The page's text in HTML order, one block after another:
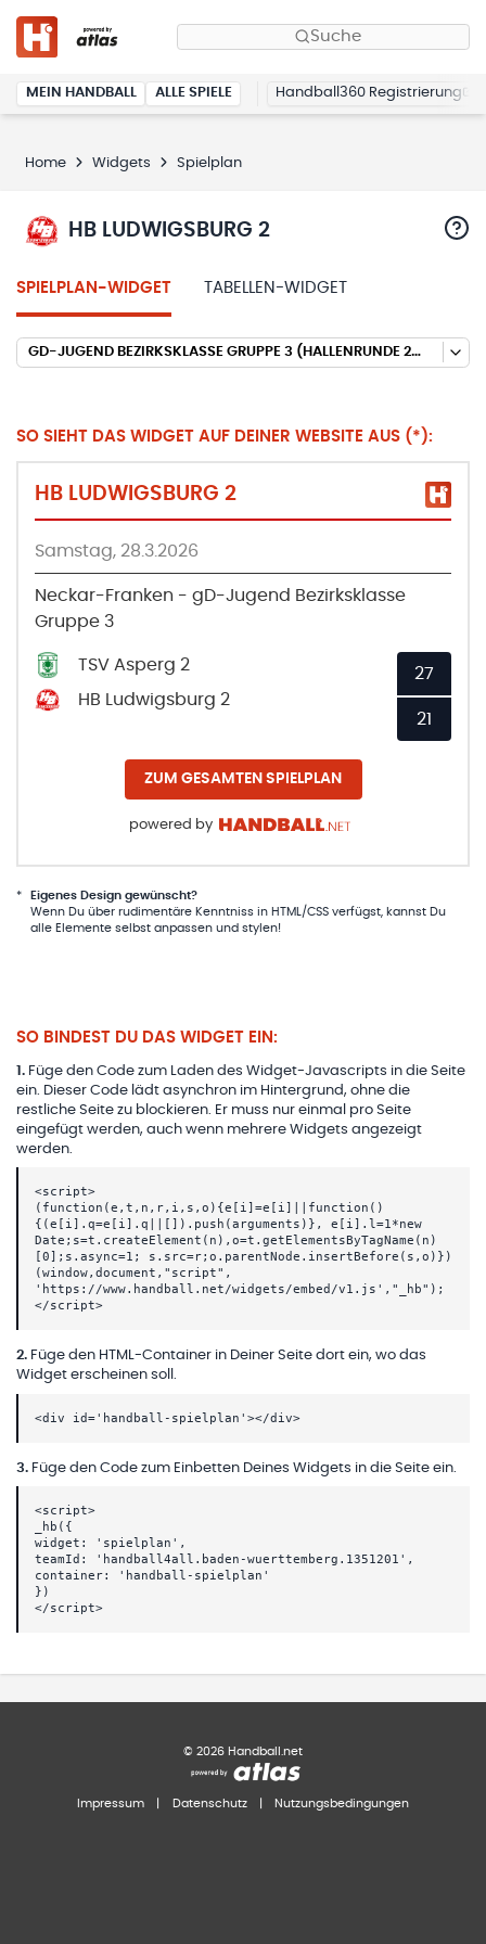
Suche
MEIN HANDBALL ALLE SPIELE Handball360 Registrierung
Home Widgets Spielplan
HB LUDWIGSBURG 2
SPIELPLAN-WIDGET TABELLEN-WIDGET
GD-JUGEND BEZIRKSKLASSE GRUPPE 3 (HALLENRUNDE 2025/2026)
SO SIEHT DAS WIDGET AUF DEINER WEBSITE AUS (*):
HB LUDWIGSBURG 2
Samstag, 28.3.2026
Neckar-Franken - gD-Jugend Bezirksklasse
Gruppe 3
TSV Asperg 2
HB Ludwigsburg 2
27
21
ZUM GESAMTEN SPIELPLAN
powered by
*
Eigenes Design gewünscht?
Wenn Du über rudimentäre Kenntniss in HTML/CSS verfügst, kannst Du
alle Elemente selbst anpassen und stylen!
SO BINDEST DU DAS WIDGET EIN:
1 . Füge den Code zum Laden des Widget-Javascripts in die Seite
ein. Dieser Code lädt asynchron im Hintergrund, ohne die
restliche Seite zu blockieren. Er muss nur einmal pro Seite
eingefügt werden, auch wenn mehrere Widgets angezeigt
werden.
<script>
(function(e,t,n,r,i,s,o){e[i]=e[i]||function()
{(e[i].q=e[i].q||[]).push(arguments)}, e[i].l=1*new
Date;s=t.createElement(n),o=t.getElementsByTagName(n)
[0];s.async=1; s.src=r;o.parentNode.insertBefore(s,o)})
(window,document,"script",
'https://www.handball.net/widgets/embed/v1.js',"_hb");
</script>
2. Füge den HTML-Container in Deiner Seite dort ein, wo das
Widget erscheinen soll.
<div id='handball-spielplan'></div>
3. Füge den Code zum Einbetten Deines Widgets in die Seite ein.
<script>
_hb({
widget: 'spielplan',
teamId: 'handball4all.baden-wuerttemberg.1351201',
container: 'handball-spielplan'
})
</script>
© 2026 Handball.net
Impressum Datenschutz Nutzungsbedingungen